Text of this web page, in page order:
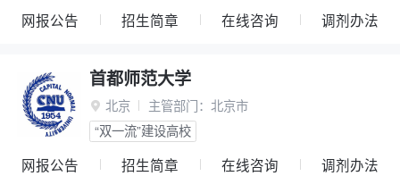
网报公告 招生简章 在线咨询 调剂办法
首都师范大学
 北京 主管部门： 北京市
“双一流”建设高校
网报公告 招生简章 在线咨询 调剂办法